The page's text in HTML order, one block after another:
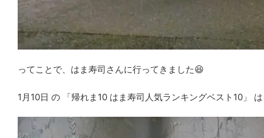
ってことで、はま寿司さんに行ってきました😆
1月10日 の 「帰れま10 はま寿司人気ランキングベスト10」